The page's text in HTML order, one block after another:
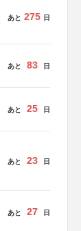
あと 275 日
あと 83 日
あと 25 日
あと 23 日
あと 27 日